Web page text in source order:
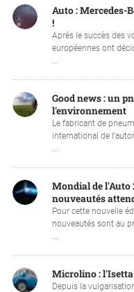
Auto : Mercedes-
!
Après le succès des
européennes ont
Good news : un
l'environnement
Le fabricant de
international de
Mondial de l'Auto
nouveautés
Pour cette nouvelle
nouveautés sont au
...
Microlino :
Depuis la